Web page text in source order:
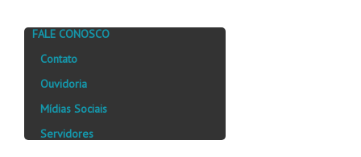
FALE CONOSCO
Contato
Ouvidoria
Mídias Sociais
Servidores